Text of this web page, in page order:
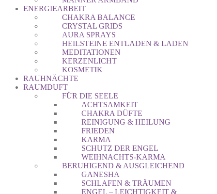
ENERGIEARBEIT
CHAKRA BALANCE
CRYSTAL GRIDS
AURA SPRAYS
HEILSTEINE ENTLADEN & LADEN
MEDITATIONEN
KERZENLICHT
KOSMETIK
RAUHNÄCHTE
RAUMDUFT
FÜR DIE SEELE
ACHTSAMKEIT
CHAKRA DÜFTE
REINIGUNG & HEILUNG
FRIEDEN
KARMA
SCHUTZ DER ENGEL
WEIHNACHTS-KARMA
BERUHIGEND & AUSGLEICHEND
GANESHA
SCHLAFEN & TRÄUMEN
ENGEL – LEICHTIGKEIT &